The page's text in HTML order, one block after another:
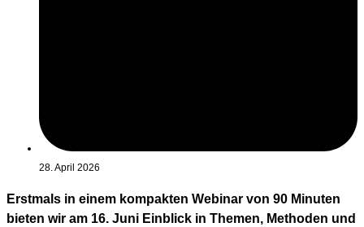
28. April 2026
Erstmals in einem kompakten Webinar von 90 Minuten
bieten wir am 16. Juni Einblick in Themen, Methoden und